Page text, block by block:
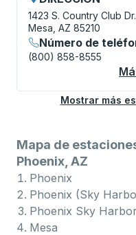
1423 S. Country Club Dr.
Mesa, AZ 85210
Número de
(800) 858-8555
Mostrar más
Mapa de
Phoenix, AZ
Phoenix
Phoenix (Sky
Phoenix Sky
Mesa